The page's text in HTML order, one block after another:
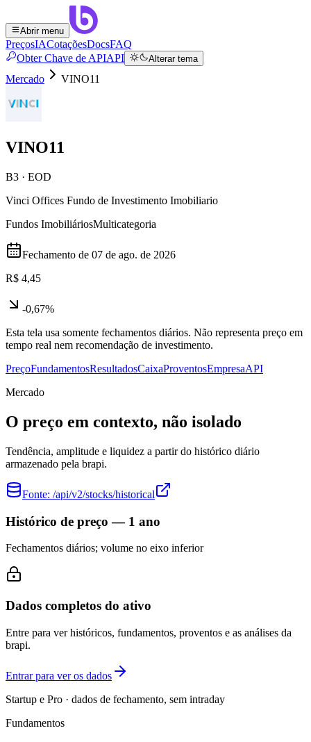
Abrir menu
PreçosIACotaçõesDocsFAQ
Obter Chave de APIAPI Alterar tema
Mercado VINO11
VINO11
B3 · EOD
Vinci Offices Fundo de Investimento Imobiliario
Fundos ImobiliáriosMulticategoria
Fechamento de 07 de ago. de 2026
R$ 4,45
-0,67%
Esta tela usa somente fechamentos diários. Não representa preço em
tempo real nem recomendação de investimento.
PreçoFundamentosResultadosCaixaProventosEmpresaAPI
Mercado
O preço em contexto, não isolado
Tendência, amplitude e liquidez a partir do histórico diário
armazenado pela brapi.
Fonte: /api/v2/stocks/historical
Histórico de preço — 1 ano
Fechamentos diários; volume no eixo inferior
Dados completos do ativo
Entre para ver históricos, fundamentos, proventos e as análises da
brapi.
Entrar para ver os dados
Startup e Pro · dados de fechamento, sem intraday
Fundamentos